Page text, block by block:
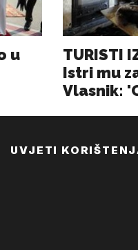
UVJETI